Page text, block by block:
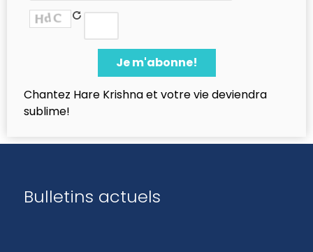
Chantez Hare Krishna et votre vie deviendra
sublime!
Bulletins actuels